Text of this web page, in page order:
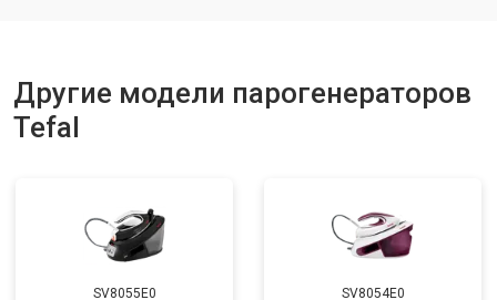
Другие модели парогенераторов
Tefal
SV8055E0 SV8054E0